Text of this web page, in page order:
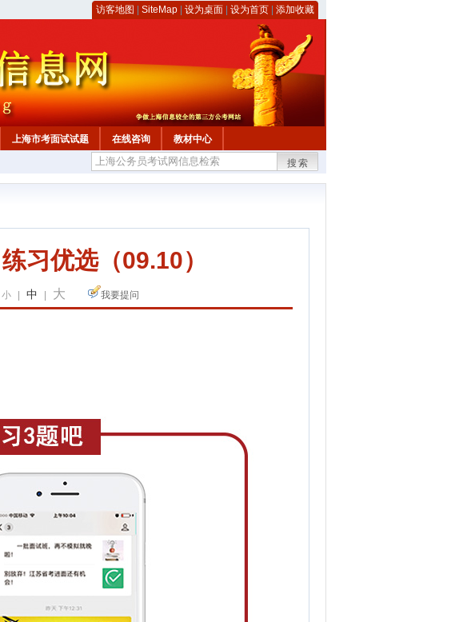
访客地图 SiteMap 设为桌面 设为首页 添加收藏
上海市考面试试题 在线咨询
教材中心
搜索
习优选（09.10）
小 中 大 我要提问